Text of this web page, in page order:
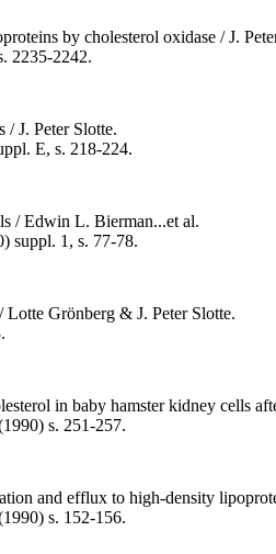
by cholesterol oxidase / J.
2235-2242.
J. Peter Slotte.
E, s. 218-224.
/ Edwin L. Bierman...et al.
suppl. 1, s. 77-78.
Grönberg & J. Peter Slotte.
in baby hamster kidney cells
s. 251-257.
and efflux to high-density
s. 152-156.